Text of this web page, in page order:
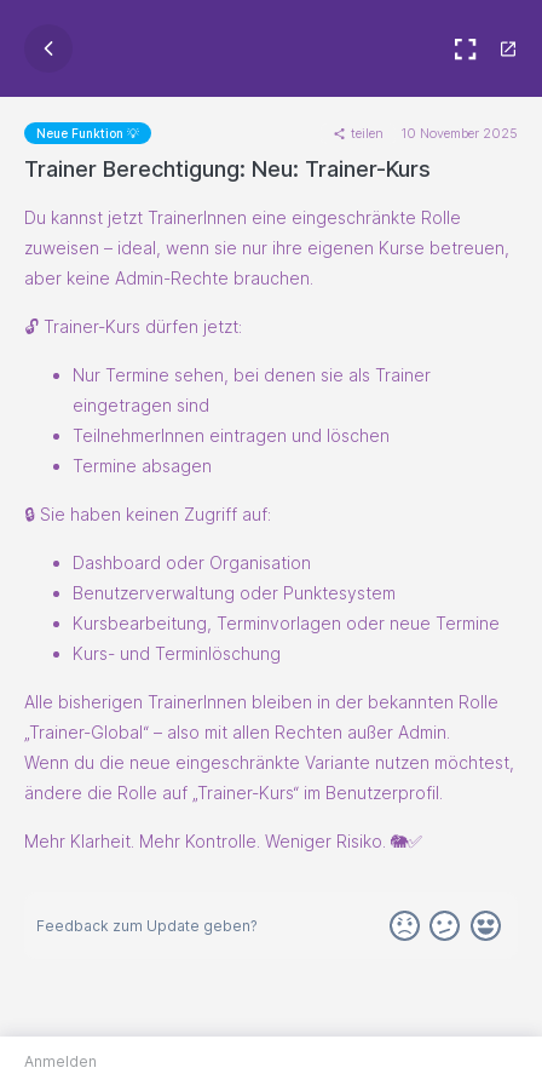
Neue Funktion 💡 teilen 10 November 2025
Trainer Berechtigung: Neu: Trainer-Kurs
Du kannst jetzt TrainerInnen eine eingeschränkte Rolle
zuweisen – ideal, wenn sie nur ihre eigenen Kurse betreuen,
aber keine Admin-Rechte brauchen.
🔓 Trainer-Kurs dürfen jetzt:
Nur Termine sehen, bei denen sie als Trainer
eingetragen sind
TeilnehmerInnen eintragen und löschen
Termine absagen
🔒 Sie haben keinen Zugriff auf:
Dashboard oder Organisation
Benutzerverwaltung oder Punktesystem
Kursbearbeitung, Terminvorlagen oder neue Termine
Kurs- und Terminlöschung
Alle bisherigen TrainerInnen bleiben in der bekannten Rolle
„Trainer-Global“ – also mit allen Rechten außer Admin.
Wenn du die neue eingeschränkte Variante nutzen möchtest,
ändere die Rolle auf „Trainer-Kurs“ im Benutzerprofil.
Mehr Klarheit. Mehr Kontrolle. Weniger Risiko. 🐘✅
Feedback zum Update geben?
Anmelden